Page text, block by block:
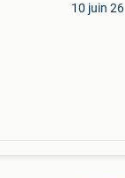
10 juin 26